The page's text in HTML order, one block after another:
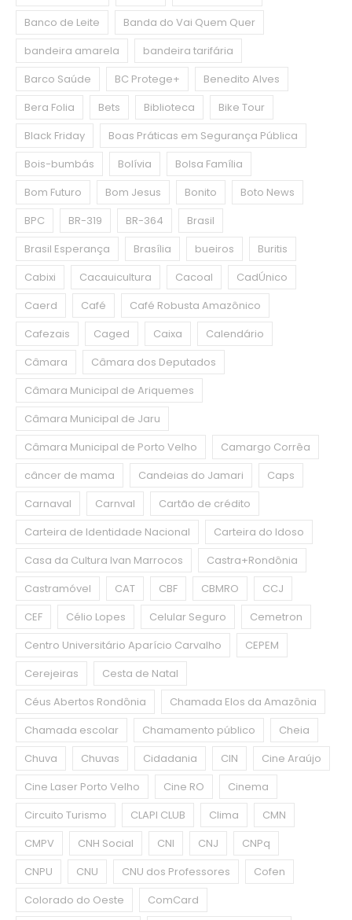
Banco de Leite
Banda do Vai Quem Quer
bandeira amarela
bandeira tarifária
Barco Saúde
BC Protege+
Benedito Alves
Bera Folia
Bets Biblioteca
Bike Tour
Black Friday
Boas Práticas em Segurança Pública
Bois-bumbás
Bolívia
Bolsa Família
Bom Futuro
Bom Jesus Bonito
Boto News
BPC
BR-319 BR-364
Brasil
Brasil Esperança
Brasília bueiros
Buritis
Cabixi
Cacauicultura Cacoal
CadÚnico
Caerd
Café
Café Robusta Amazônico
Cafezais
Caged Caixa
Calendário
Câmara
Câmara dos Deputados
Câmara Municipal de Ariquemes
Câmara Municipal de Jaru
Câmara Municipal de Porto Velho
Camargo Corrêa
câncer de mama
Candeias do Jamari
Caps
Carnaval
Carnval
Cartão de crédito
Carteira de Identidade Nacional
Carteira do Idoso
Casa da Cultura Ivan Marrocos
Castra+Rondônia
Castramóvel
CAT CBF CBMRO
CCJ
CEF
Célio Lopes Celular Seguro
Cemetron
Centro Universitário Aparício Carvalho
CEPEM
Cerejeiras
Cesta de Natal
Céus Abertos Rondônia
Chamada Elos da Amazônia
Chamada escolar
Chamamento público
Cheia
Chuva
Chuvas Cidadania CIN
Cine Araújo
Cine Laser Porto Velho
Cine RO
Cinema
Circuito Turismo
CLAPI CLUB Clima
CMN
CMPV
CNH Social CNI CNJ
CNPq
CNPU
CNU CNU dos Professores
Cofen
Colorado do Oeste
ComCard